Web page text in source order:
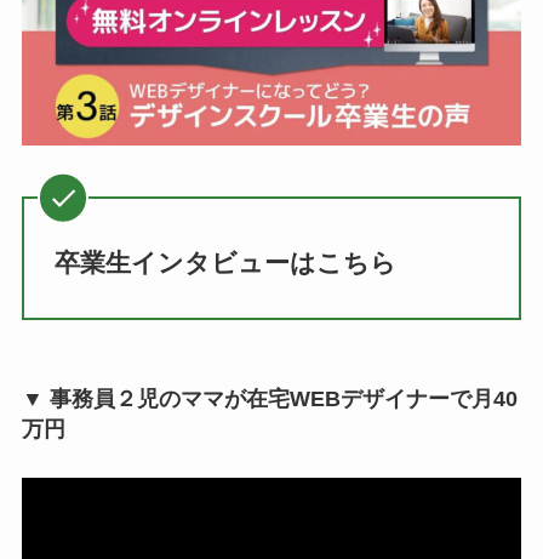
卒業生インタビューはこちら
▼ 事務員２児のママが在宅WEBデザイナーで月40
万円